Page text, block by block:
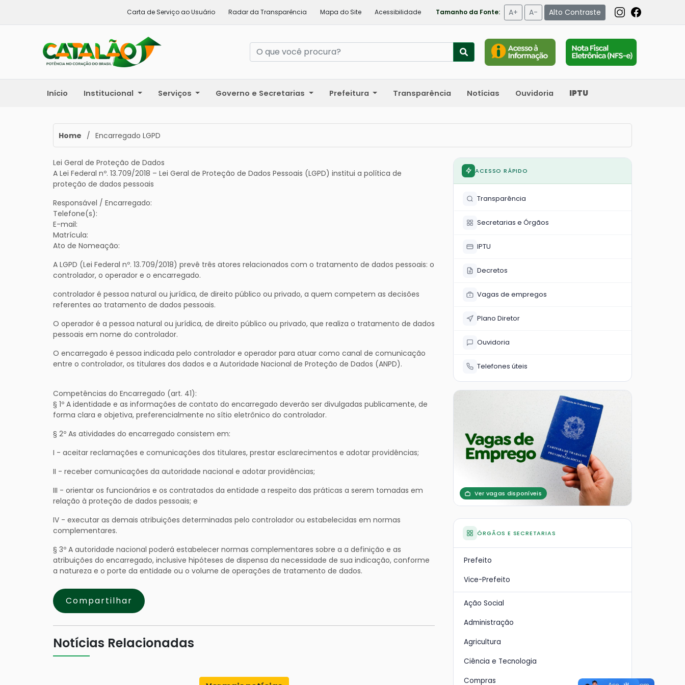
Carta de Serviço ao Usuário Radar da Transparência Mapa do Site Acessibilidade Tamanho da Fonte: A+ A- Alto Contraste
Início Institucional Serviços Governo e Secretarias Prefeitura Transparência Notícias Ouvidoria IPTU
Home / Encarregado LGPD
Lei Geral de Proteção de Dados
A Lei Federal nº. 13.709/2018 – Lei Geral de Proteção de Dados Pessoais (LGPD) institui a política de
proteção de dados pessoais
Responsável / Encarregado:
Telefone(s):
E-mail:
Matrícula:
Ato de Nomeação:
A LGPD (Lei Federal nº. 13.709/2018) prevê três atores relacionados com o tratamento de dados pessoais: o
controlador, o operador e o encarregado.
controlador é pessoa natural ou jurídica, de direito público ou privado, a quem competem as decisões
referentes ao tratamento de dados pessoais.
O operador é a pessoa natural ou jurídica, de direito público ou privado, que realiza o tratamento de dados
pessoais em nome do controlador.
O encarregado é pessoa indicada pelo controlador e operador para atuar como canal de comunicação
entre o controlador, os titulares dos dados e a Autoridade Nacional de Proteção de Dados (ANPD).
Competências do Encarregado (art. 41):
§ 1º A identidade e as informações de contato do encarregado deverão ser divulgadas publicamente, de
forma clara e objetiva, preferencialmente no sítio eletrônico do controlador.
§ 2º As atividades do encarregado consistem em:
I - aceitar reclamações e comunicações dos titulares, prestar esclarecimentos e adotar providências;
II - receber comunicações da autoridade nacional e adotar providências;
III - orientar os funcionários e os contratados da entidade a respeito das práticas a serem tomadas em
relação à proteção de dados pessoais; e
IV - executar as demais atribuições determinadas pelo controlador ou estabelecidas em normas
complementares.
§ 3º A autoridade nacional poderá estabelecer normas complementares sobre a a definição e as
atribuições do encarregado, inclusive hipóteses de dispensa da necessidade de sua indicação, conforme
a natureza e o porte da entidade ou o volume de operações de tratamento de dados.
Compartilhar
Notícias Relacionadas
ACESSO RÁPIDO
Transparência
Secretarias e Órgãos
IPTU
Decretos
Vagas de empregos
Plano Diretor
Ouvidoria
Telefones úteis
Ver vagas disponíveis
ÓRGÃOS E SECRETARIAS
Prefeito
Vice-Prefeito
Ação Social
Administração
Agricultura
Ciência e Tecnologia
Compras